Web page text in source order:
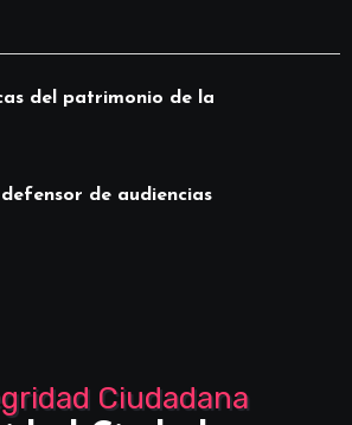
del patrimonio de la
de audiencias